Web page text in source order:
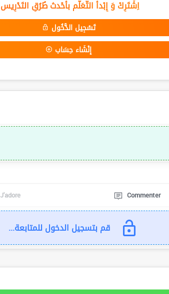
اِشْتَرِكْ وَ إِبْدأ التَّعَلُّم بأحْدث طُرُقِ التَدْرِيس
تَسْجِيل الدُّخُول
إِنْشَاء حِسَاب
J'adore Commenter
قم بتسجيل الدخول للمتابعة...